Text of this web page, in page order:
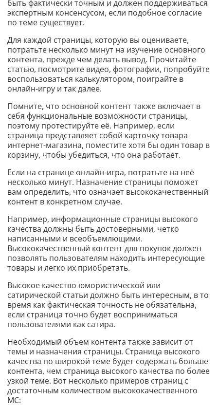
быть фактически точным и должен поддерживаться
экспертным консенсусом, если подобное согласие
по теме существует.
Для каждой страницы, которую вы оцениваете,
потратьте несколько минут на изучение основного
контента, прежде чем делать вывод. Прочитайте
статью, посмотрите видео, фотографии, попробуйте
воспользоваться калькулятором, поиграйте в
онлайн-игру и так далее.
Помните, что основной контент также включает в
себя функциональные возможности страницы,
поэтому протестируйте её. Например, если
страница представляет собой карточку товара
интернет-магазина, поместите хотя бы один товар в
корзину, чтобы убедиться, что она работает.
Если на странице онлайн-игра, потратьте на неё
несколько минут. Назначение страницы поможет
вам определить, что означает высококачественный
контент в конкретном случае.
Например, информационные страницы высокого
качества должны быть достоверными, четко
написанными и всеобъемлющими.
Высококачественный контент для покупок должен
позволять пользователям находить интересующие
товары и легко их приобретать.
Высокое качество юмористической или
сатирической статьи должно быть интересным, в то
время как фактическая точность не обязательна,
если страница точно будет восприниматься
пользователями как сатира.
Необходимый объем контента также зависит от
темы и назначения страницы. Страница высокого
качества по широкой теме будет содержать больше
контента, чем страница высокого качества по более
узкой теме. Вот несколько примеров страниц с
достаточным количеством высококачественного
MC: